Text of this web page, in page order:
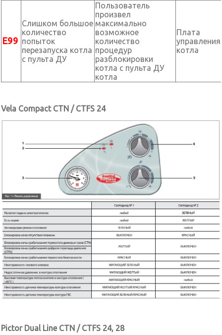
Е99
Слишком большое
количество
попыток
перезапуска котла
с пульта ДУ
Пользователь
произвел
максимально
возможное
количество
процедур
разблокировки
котла с пульта ДУ
котла
Плата
управления
котла
Vela Compact CTN / CTFS 24
Pictor Dual Line CTN / CTFS 24, 28